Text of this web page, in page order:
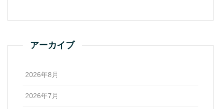
アーカイブ
2026年8月
2026年7月